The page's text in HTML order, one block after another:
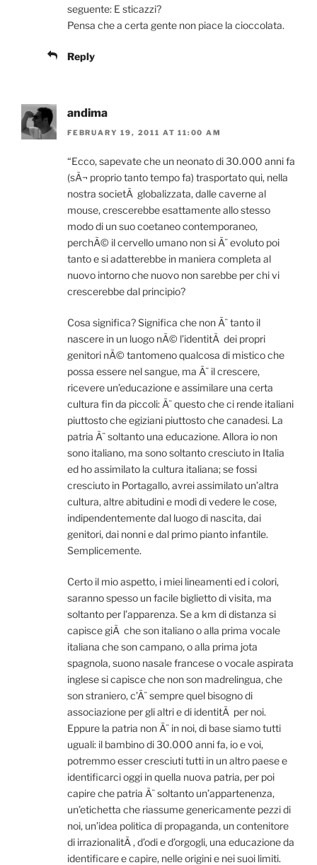
seguente: E sticazzi?
Pensa che a certa gente non piace la cioccolata.
Reply
andima
FEBRUARY 19, 2011 AT 11:00 AM
“Ecco, sapevate che un neonato di 30.000 anni fa
(sÃ¬ proprio tanto tempo fa) trasportato qui, nella
nostra societÃ globalizzata, dalle caverne al
mouse, crescerebbe esattamente allo stesso
modo di un suo coetaneo contemporaneo,
perchÃ© il cervello umano non si Ã¨ evoluto poi
tanto e si adatterebbe in maniera completa al
nuovo intorno che nuovo non sarebbe per chi vi
crescerebbe dal principio?
Cosa significa? Significa che non Ã¨ tanto il
nascere in un luogo nÃ© l’identitÃ dei propri
genitori nÃ© tantomeno qualcosa di mistico che
possa essere nel sangue, ma Ã¨ il crescere,
ricevere un’educazione e assimilare una certa
cultura fin da piccoli: Ã¨ questo che ci rende italiani
piuttosto che egiziani piuttosto che canadesi. La
patria Ã¨ soltanto una educazione. Allora io non
sono italiano, ma sono soltanto cresciuto in Italia
ed ho assimilato la cultura italiana; se fossi
cresciuto in Portagallo, avrei assimilato un’altra
cultura, altre abitudini e modi di vedere le cose,
indipendentemente dal luogo di nascita, dai
genitori, dai nonni e dal primo pianto infantile.
Semplicemente.
Certo il mio aspetto, i miei lineamenti ed i colori,
saranno spesso un facile biglietto di visita, ma
soltanto per l’apparenza. Se a km di distanza si
capisce giÃ che son italiano o alla prima vocale
italiana che son campano, o alla prima jota
spagnola, suono nasale francese o vocale aspirata
inglese si capisce che non son madrelingua, che
son straniero, c’Ã¨ sempre quel bisogno di
associazione per gli altri e di identitÃ per noi.
Eppure la patria non Ã¨ in noi, di base siamo tutti
uguali: il bambino di 30.000 anni fa, io e voi,
potremmo esser cresciuti tutti in un altro paese e
identificarci oggi in quella nuova patria, per poi
capire che patria Ã¨ soltanto un’appartenenza,
un’etichetta che riassume genericamente pezzi di
noi, un’idea politica di propaganda, un contenitore
di irrazionalitÃ , d’odi e d’orgogli, una educazione da
identificare e capire, nelle origini e nei suoi limiti.